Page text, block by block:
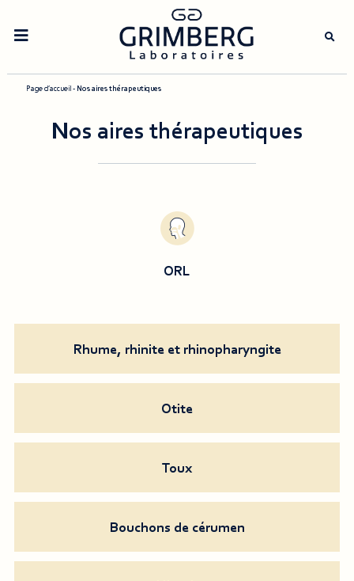
Open
Page d’accueil - Nos aires thérapeutiques
Nos aires thérapeutiques
ORL
Rhume, rhinite et rhinopharyngite
Otite
Toux
Bouchons de cérumen